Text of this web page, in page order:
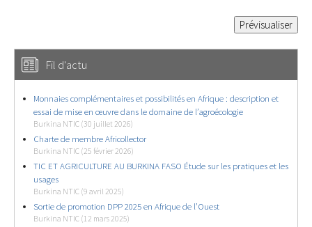
Fil d'actu
Monnaies complémentaires et possibilités en Afrique : description et
essai de mise en œuvre dans le domaine de l’agroécologie
Burkina NTIC (30 juillet 2026)
Charte de membre Africollector
Burkina NTIC (25 février 2026)
TIC ET AGRICULTURE AU BURKINA FASO Étude sur les pratiques et les
usages
Burkina NTIC (9 avril 2025)
Sortie de promotion DPP 2025 en Afrique de l’Ouest
Burkina NTIC (12 mars 2025)